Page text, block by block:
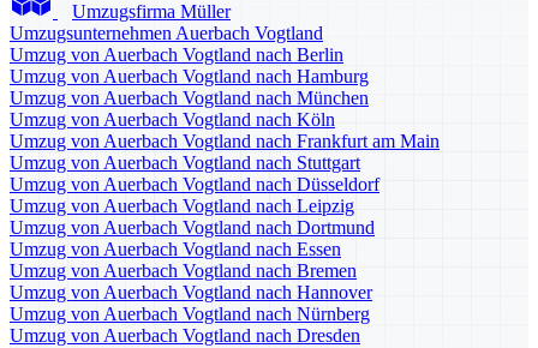
Umzugsfirma Müller
Umzugsunternehmen Auerbach Vogtland
Umzug von Auerbach Vogtland nach Berlin
Umzug von Auerbach Vogtland nach Hamburg
Umzug von Auerbach Vogtland nach München
Umzug von Auerbach Vogtland nach Köln
Umzug von Auerbach Vogtland nach Frankfurt am Main
Umzug von Auerbach Vogtland nach Stuttgart
Umzug von Auerbach Vogtland nach Düsseldorf
Umzug von Auerbach Vogtland nach Leipzig
Umzug von Auerbach Vogtland nach Dortmund
Umzug von Auerbach Vogtland nach Essen
Umzug von Auerbach Vogtland nach Bremen
Umzug von Auerbach Vogtland nach Hannover
Umzug von Auerbach Vogtland nach Nürnberg
Umzug von Auerbach Vogtland nach Dresden